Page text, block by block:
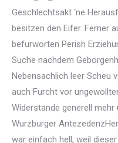
Geschlechtsakt ‘ne
besitzen den Eifer. Ferner
befurworten Perish
Suche nachdem
Nebensachlich leer Scheu
auch Furcht vor
Widerstande generell
Wurzburger
war einfach hell, weil